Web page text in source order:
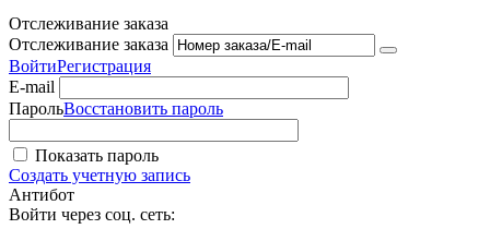
Отслеживание заказа
Отслеживание заказа
ВойтиРегистрация
E-mail
ПарольВосстановить пароль
Показать пароль
Создать учетную запись
Антибот
Войти через соц. сеть: